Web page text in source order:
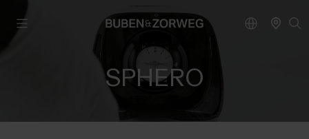
SPHERO